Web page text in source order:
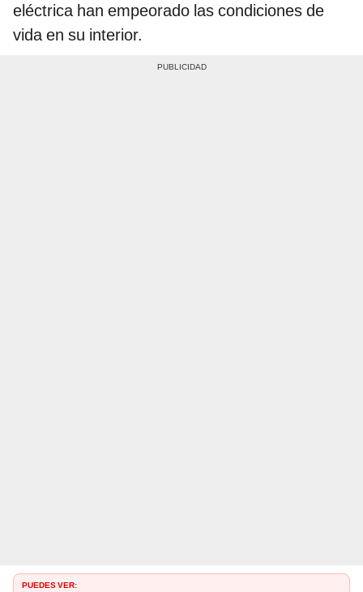
eléctrica han empeorado las condiciones de
vida en su interior.
PUEDES VER: